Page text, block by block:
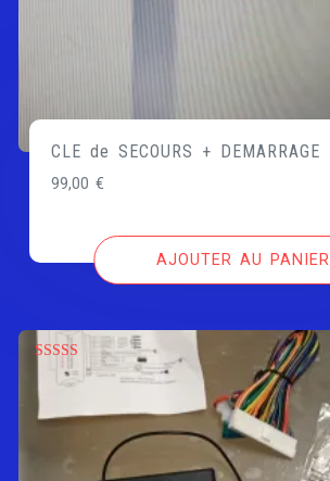
CLE de SECOURS + DEMARRAGE
99,00€
AJOUTER AU PANIER
Note 5.00